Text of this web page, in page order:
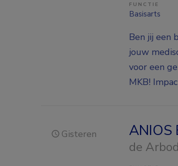
FUNCTIE
Basisarts
Ben jij een
jouw
voor een
MKB!
Gisteren ANIOS
de